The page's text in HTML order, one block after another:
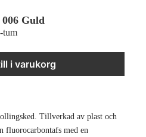
Guld
mängd
i varukorg
tum
Tillverkad av plast och
fluorocarbontafs med en